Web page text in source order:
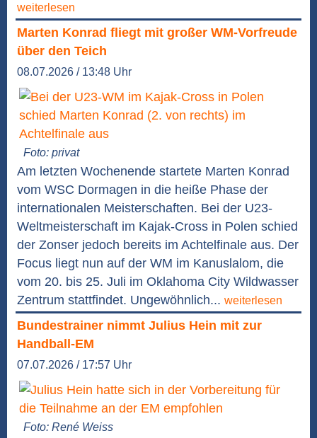
weiterlesen
Marten Konrad fliegt mit großer WM-Vorfreude
über den Teich
08.07.2026 / 13:48 Uhr
Foto: privat
Am letzten Wochenende startete Marten Konrad
vom WSC Dormagen in die heiße Phase der
internationalen Meisterschaften. Bei der U23-
Weltmeisterschaft im Kajak-Cross in Polen schied
der Zonser jedoch bereits im Achtelfinale aus. Der
Focus liegt nun auf der WM im Kanuslalom, die
vom 20. bis 25. Juli im Oklahoma City Wildwasser
Zentrum stattfindet. Ungewöhnlich... weiterlesen
Bundestrainer nimmt Julius Hein mit zur
Handball-EM
07.07.2026 / 17:57 Uhr
Foto: René Weiss